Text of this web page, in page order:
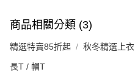
商品相關分類 (3)
精選特賣85折起 秋冬精選上衣
長T / 帽T